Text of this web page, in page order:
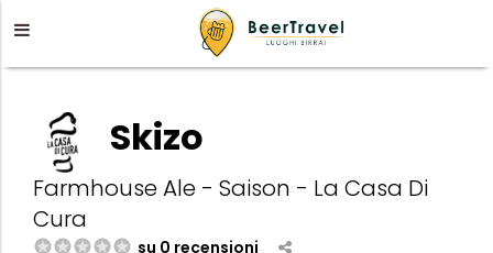
Skizo
Farmhouse Ale - Saison - La Casa Di
Cura
su 0 recensioni